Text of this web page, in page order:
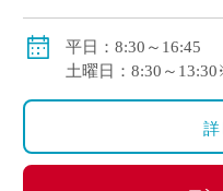
手当：通勤手当、扶
自動車通勤可
平日：8:30～16:45
土曜日：8:30～
1コマ45分
詳